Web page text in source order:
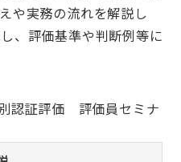
や実務の流れを解説し
、評価基準や判断例等に
認証評価 評価員セミナ